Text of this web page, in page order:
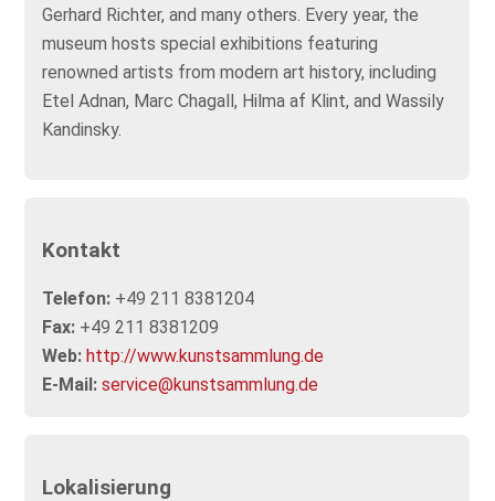
Gerhard Richter, and many others. Every year, the
museum hosts special exhibitions featuring
renowned artists from modern art history, including
Etel Adnan, Marc Chagall, Hilma af Klint, and Wassily
Kandinsky.
Kontakt
Telefon: +49 211 8381204
Fax: +49 211 8381209
Web: http://www.kunstsammlung.de
E-Mail: service@kunstsammlung.de
Lokalisierung